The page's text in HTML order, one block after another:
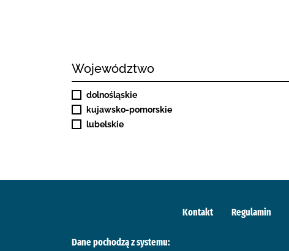
Województwo
dolnośląskie
kujawsko-pomorskie
lubelskie
Kontakt Regulamin
Dane pochodzą z systemu: